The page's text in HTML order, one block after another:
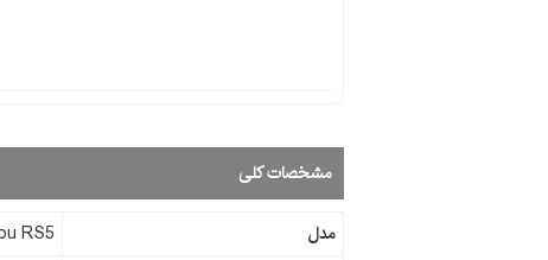
مشخصات کلی
مدل
RS5